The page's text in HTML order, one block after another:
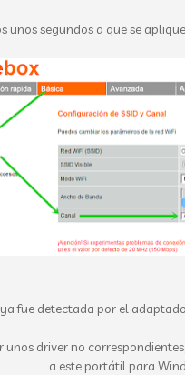
unos segundos a que se
fue detectada por el
driver no
a este portátil para